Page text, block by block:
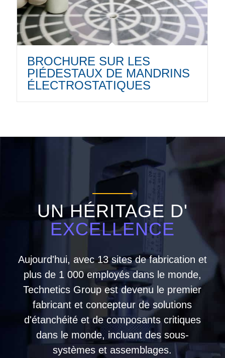
BROCHURE SUR LES
PIÉDESTAUX DE MANDRINS
ÉLECTROSTATIQUES
UN HÉRITAGE D'
EXCELLENCE
Aujourd'hui, avec 13 sites de fabrication et
plus de 1 000 employés dans le monde,
Technetics Group est devenu le premier
fabricant et concepteur de solutions
d'étanchéité et de composants critiques
dans le monde, incluant des sous-
systèmes et assemblages.